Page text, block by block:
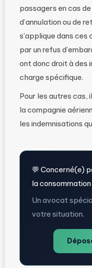
passagers en cas
d’annulation ou de
s’applique dans
par un refus
ont donc droit à des
charge spécifique.
Pour les autres cas,
la compagnie
les indemnisations
💬 Concerné(e)
la consommation
Un avocat
votre situation.